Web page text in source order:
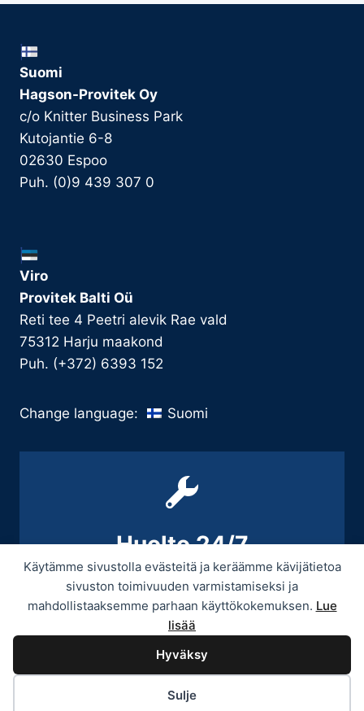
Käytämme sivustolla evästeitä ja keräämme kävijätietoa
sivuston toimivuuden varmistamiseksi ja
mahdollistaaksemme parhaan käyttökokemuksen. Lue
lisää
Hyväksy
Sulje
Suomi
Hagson-Provitek Oy
c/o Knitter Business Park
Kutojantie 6-8
02630 Espoo
Puh. (0)9 439 307 0
Viro
Provitek Balti Oü
Reti tee 4 Peetri alevik Rae vald
75312 Harju maakond
Puh. (+372) 6393 152
Change language: Suomi
Huolto 24/7
+358 9 439 3070 / +358 50 545 5664
© 2026 Provitek -Tietosuojaseloste